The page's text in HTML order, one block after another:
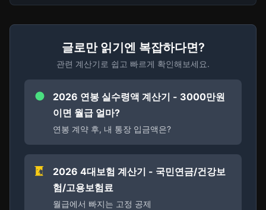
글로만 읽기엔 복잡하다면?
관련 계산기로 쉽고 빠르게 확인해보세요.
2026 연봉 실수령액 계산기 - 3000만원
이면 월급 얼마?
연봉 계약 후, 내 통장 입금액은?
2026 4대보험 계산기 - 국민연금/건강보
험/고용보험료
월급에서 빠지는 고정 공제